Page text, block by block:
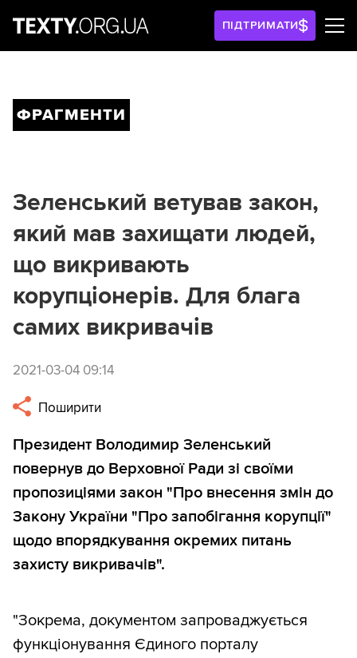
ПІДТРИМАТИ
ФРАГМЕНТИ
Зеленський ветував закон,
який мав захищати людей,
що викривають
корупціонерів. Для блага
самих викривачів
2021-03-04 09:14
Поширити
Президент Володимир Зеленський
повернув до Верховної Ради зі своїми
пропозиціями закон "Про внесення змін до
Закону України "Про запобігання корупції"
щодо впорядкування окремих питань
захисту викривачів".
"Зокрема, документом запроваджується
функціонування Єдиного порталу